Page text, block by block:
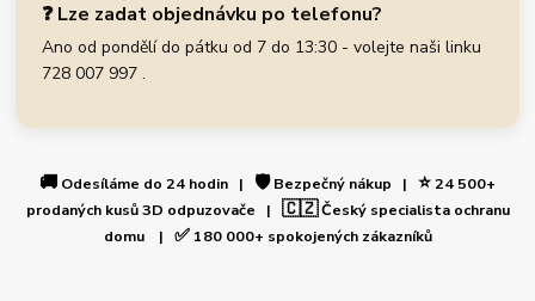
❓ Lze zadat objednávku po telefonu?
Ano od pondělí do pátku od 7 do 13:30 - volejte naši linku
728 007 997 .
🚚 Odesíláme do 24 hodin | 🛡️Bezpečný nákup | ⭐24 500+
prodaných kusů 3D odpuzovače | 🇨🇿Český specialista ochranu
domu | ✅180 000+ spokojených zákazníků